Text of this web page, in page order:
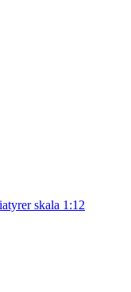
skala 1:12